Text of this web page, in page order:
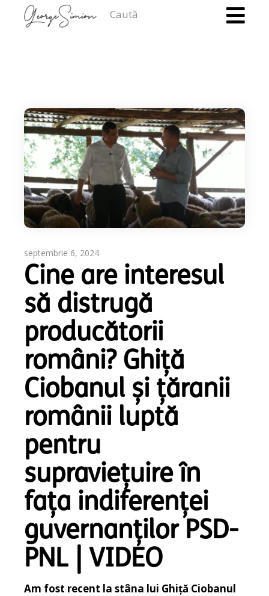
septembrie 6, 2024
Cine are interesul
să distrugă
producătorii
români? Ghiță
Ciobanul și țăranii
românii luptă
pentru
supraviețuire în
fața indiferenței
guvernanților PSD-
PNL | VIDEO
Am fost recent la stâna lui Ghiță Ciobanul